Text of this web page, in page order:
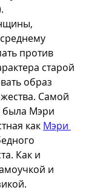
против
старой
образ
Самой
была Мэри
как Мэри
Как и
и